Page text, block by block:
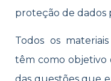
proteção de dados
Todos os
têm como objetivo